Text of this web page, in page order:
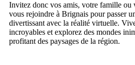
Invitez donc vos amis, votre famille ou
vous rejoindre à Brignais pour passer
divertissant avec la réalité virtuelle.
incroyables et explorez des mondes
profitant des paysages de la région.